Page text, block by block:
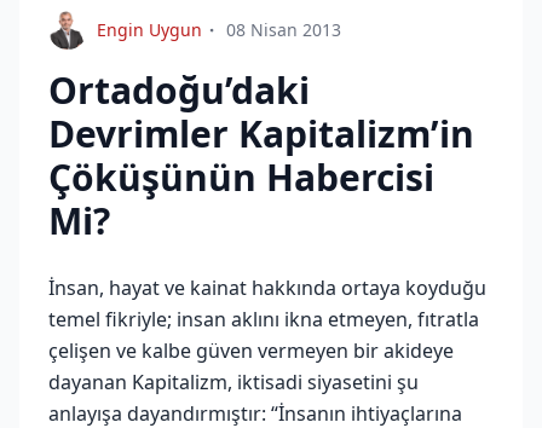
Engin Uygun 08 Nisan 2013
Ortadoğu’daki
Devrimler Kapitalizm’in
Çöküşünün Habercisi
Mi?
İnsan, hayat ve kainat hakkında ortaya koyduğu
temel fikriyle; insan aklını ikna etmeyen, fıtratla
çelişen ve kalbe güven vermeyen bir akideye
dayanan Kapitalizm, iktisadi siyasetini şu
anlayışa dayandırmıştır: “İnsanın ihtiyaçlarına